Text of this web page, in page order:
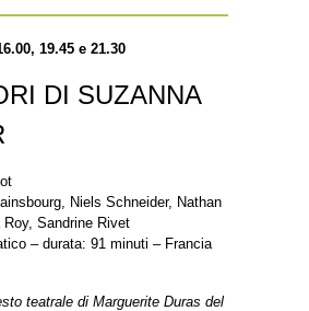
19.45 e 21.30
DI SUZANNA
Niels Schneider, Nathan
Sandrine Rivet
– durata: 91 minuti – Francia
teatrale di Marguerite Duras del